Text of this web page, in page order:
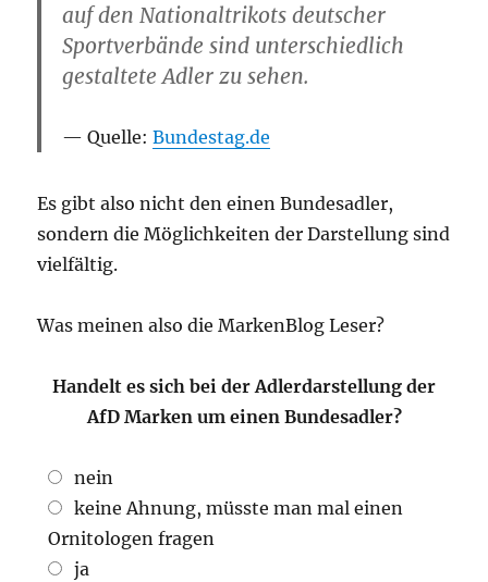
auf den Nationaltrikots deutscher
Sportverbände sind unterschiedlich
gestaltete Adler zu sehen.
Quelle:Bundestag.de
Es gibt also nicht den einen Bundesadler,
sondern die Möglichkeiten der Darstellung sind
vielfältig.
Was meinen also die MarkenBlog Leser?
Handelt es sich bei der Adlerdarstellung der
AfD Marken um einen Bundesadler?
nein
keine Ahnung, müsste man mal einen
Ornitologen fragen
ja